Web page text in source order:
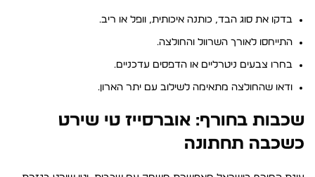
בדקו את סוג הבד, כותנה איכותית, וופל או ריב.
התייחסו לאורך השרוול והחולצה.
בחרו צבעים ניטרליים או הדפסים עדכניים.
ודאו שהחולצה מתאימה לשילוב עם יתר הארון.
שכבות בחורף: אוברסייז טי שירט
כשכבה תחתונה